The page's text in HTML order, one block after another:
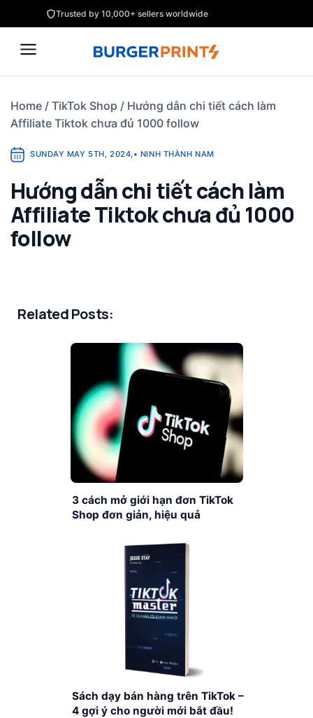
to
content
Trusted by 10,000+ sellers worldwide
Home / TikTok Shop / Hướng dẫn chi tiết cách làm
Affiliate Tiktok chưa đủ 1000 follow
SUNDAY MAY 5TH, 2024,• NINH THÀNH NAM
Hướng dẫn chi tiết cách làm
Affiliate Tiktok chưa đủ 1000
follow
Related Posts:
3 cách mở giới hạn đơn TikTok
Shop đơn giản, hiệu quả
Sách dạy bán hàng trên TikTok –
4 gợi ý cho người mới bắt đầu!